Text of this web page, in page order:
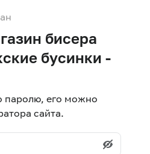
бисера
бусинки -
паролю, его можно
сайта.